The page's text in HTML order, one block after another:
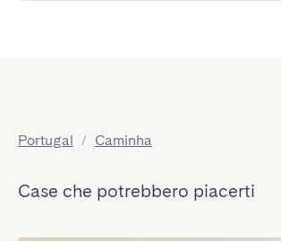
Portugal / Caminha
Case che potrebbero piacerti